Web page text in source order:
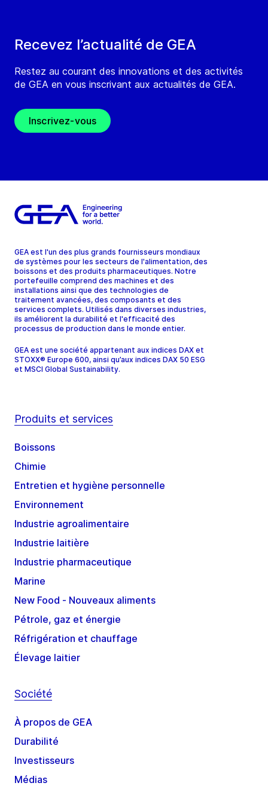
Recevez l’actualité de GEA
Restez au courant des innovations et des activités
de GEA en vous inscrivant aux actualités de GEA.
Inscrivez-vous
GEA est l'un des plus grands fournisseurs mondiaux
de systèmes pour les secteurs de l'alimentation, des
boissons et des produits pharmaceutiques. Notre
portefeuille comprend des machines et des
installations ainsi que des technologies de
traitement avancées, des composants et des
services complets. Utilisés dans diverses industries,
ils améliorent la durabilité et l'efficacité des
processus de production dans le monde entier.
GEA est une société appartenant aux indices DAX et
STOXX® Europe 600, ainsi qu’aux indices DAX 50 ESG
et MSCI Global Sustainability.
Produits et services
Boissons
Chimie
Entretien et hygiène personnelle
Environnement
Industrie agroalimentaire
Industrie laitière
Industrie pharmaceutique
Marine
New Food - Nouveaux aliments
Pétrole, gaz et énergie
Réfrigération et chauffage
Élevage laitier
Société
À propos de GEA
Durabilité
Investisseurs
Médias